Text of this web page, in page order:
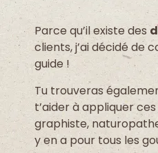
Parce qu’il existe des
clients, j’ai décidé de
guide !
Tu trouveras
t’aider à appliquer
graphiste,
y en a pour tous les